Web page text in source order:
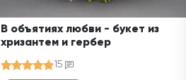
В объятиях любви - букет из
хризантем и гербер
15